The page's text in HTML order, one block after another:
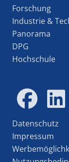
Forschung
Industrie &
Panorama
DPG
Hochschule
Datenschutz
Impressum